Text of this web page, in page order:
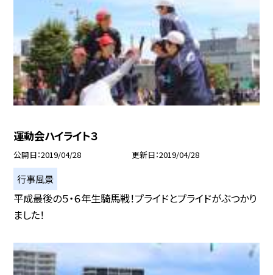
運動会ハイライト３
公開日 2019/04/28 更新日 2019/04/28
行事風景
平成最後の５・６年生騎馬戦！プライドとプライドがぶつかり
ました！